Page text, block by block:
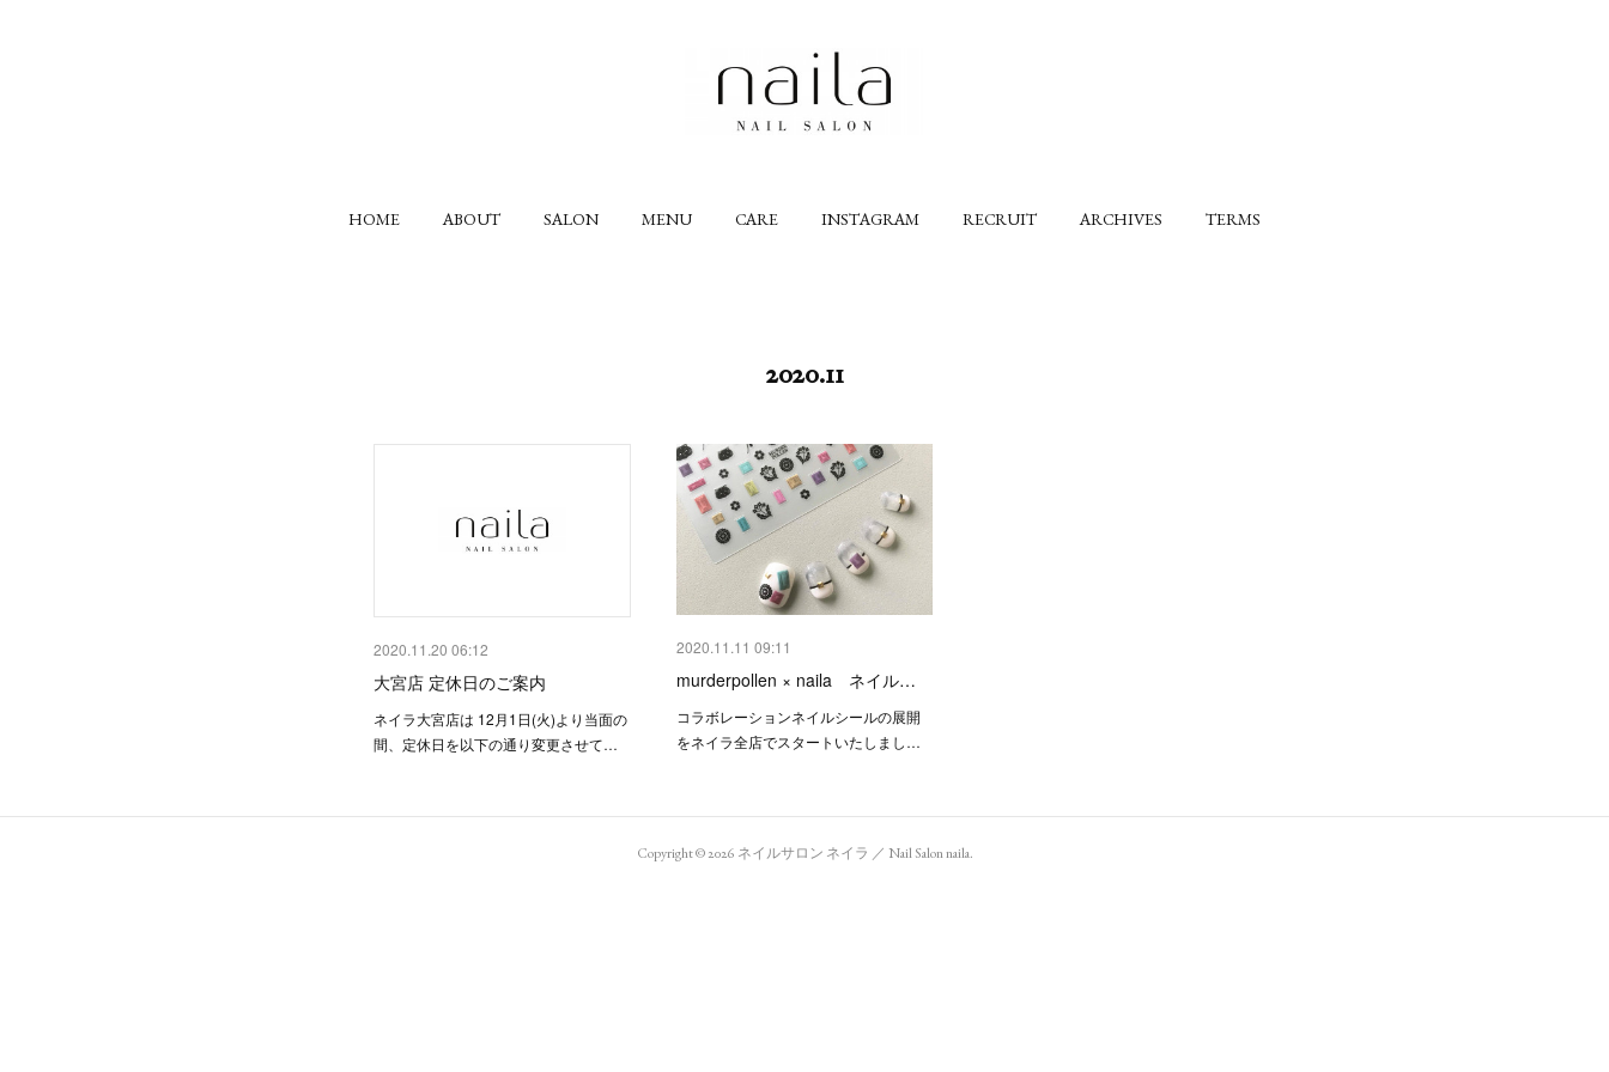
HOME ABOUT SALON MENU CARE INSTAGRAM RECRUIT ARCHIVES TERMS
2020.11
2020.11.20 06:12
大宮店 定休日のご案内
ネイラ大宮店は 12月1日(火)より当面の
間、定休日を以下の通り変更させて…
2020.11.11 09:11
murderpollen × naila ネイル…
コラボレーションネイルシールの展開
をネイラ全店でスタートいたしまし…
Copyright ©2026 ネイルサロン ネイラ ／ Nail Salon naila.